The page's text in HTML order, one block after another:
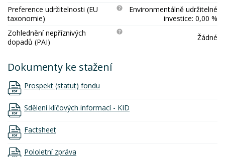
Preference udržitelnosti (EU
taxonomie)
Environmentálně udržitelné
investice: 0,00 %
Zohlednění nepříznivých
dopadů (PAI)
Žádné
Dokumenty ke stažení
Prospekt (statut) fondu
Sdělení klíčových informací - KID
Factsheet
Pololetní zpráva